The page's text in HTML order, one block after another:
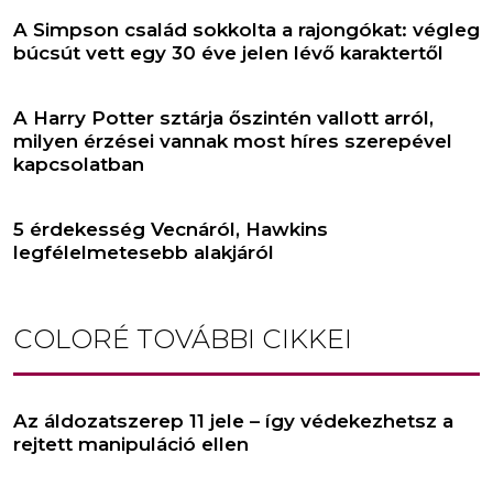
A Simpson család sokkolta a rajongókat: végleg
búcsút vett egy 30 éve jelen lévő karaktertől
A Harry Potter sztárja őszintén vallott arról,
milyen érzései vannak most híres szerepével
kapcsolatban
5 érdekesség Vecnáról, Hawkins
legfélelmetesebb alakjáról
COLORÉ TOVÁBBI CIKKEI
Az áldozatszerep 11 jele – így védekezhetsz a
rejtett manipuláció ellen